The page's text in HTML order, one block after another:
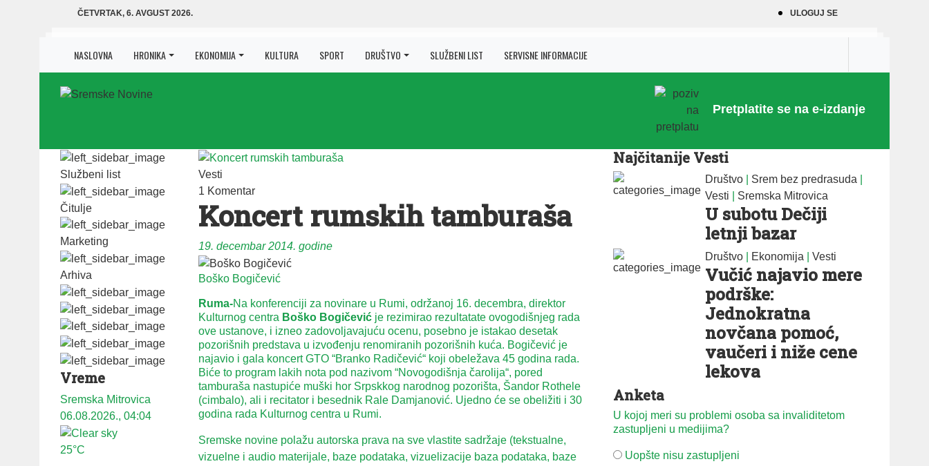
ČETVRTAK, 6. AVGUST 2026. ULOGUJ SE
NASLOVNA HRONIKA EKONOMIJA KULTURA SPORT DRUŠTVO SLUŽBENI LIST SERVISNE INFORMACIJE
Pretplatite se na e-izdanje
Službeni list
Čitulje
Marketing
Arhiva
Vreme
Sremska Mitrovica
06.08.2026., 04:04
25°C
Vesti
1 Komentar
Koncert rumskih tamburaša
19. decembar 2014. godine
Boško Bogičević
Ruma-Na konferenciji za novinare u Rumi, održanoj 16. decembra, direktor
Kulturnog centra Boško Bogičević je rezimirao rezultatate ovogodišnjeg rada
ove ustanove, i izneo zadovoljavajuću ocenu, posebno je istakao desetak
pozorišnih predstava u izvođenju renomiranih pozorišnih kuća. Bogičević je
najavio i gala koncert GTO “Branko Radičević“ koji obeležava 45 godina rada.
Biće to program lakih nota pod nazivom “Novogodišnja čarolija“, pored
tamburaša nastupiće muški hor Srpskkog narodnog pozorišta, Šandor Rothele
(cimbalo), ali i recitator i besednik Rale Damjanović. Ujedno će se obeližiti i 30
godina rada Kulturnog centra u Rumi.
Sremske novine polažu autorska prava na sve vlastite sadržaje (tekstualne,
vizuelne i audio materijale, baze podataka, vizuelizacije baza podataka, baze
Najčitanije Vesti
Društvo Srem bez predrasuda
Vesti
Sremska Mitrovica
U subotu Dečiji
letnji bazar
Društvo Ekonomija |Vesti
Vučić najavio mere
podrške:
Jednokratna
novčana pomoć,
vaučeri i niže cene
lekova
Anketa
U kojoj meri su problemi osoba sa invaliditetom
zastupljeni u medijima?
Uopšte nisu zastupljeni